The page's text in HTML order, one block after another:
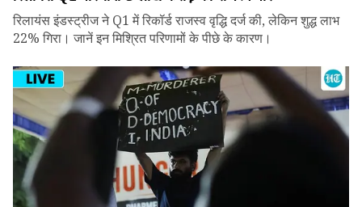
रिलायंस इंडस्ट्रीज ने Q1 में रिकॉर्ड राजस्व वृद्धि दर्ज की, लेकिन शुद्ध लाभ
22% गिरा। जानें इन मिश्रित परिणामों के पीछे के कारण।